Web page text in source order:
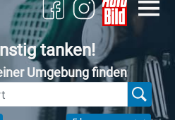
tanken!
Umgebung finden